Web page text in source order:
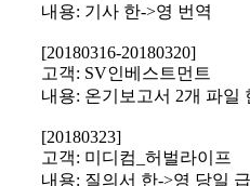
내용: 기사 한->영 번역
[20180316-20180320]
고객: SV인베스트먼트
내용: 온기보고서 2개 파일
[20180323]
고객: 미디컴_허벌라이프
내용: 질의서 한->영 당일